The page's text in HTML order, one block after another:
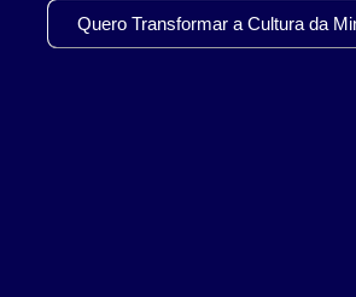
Quero Transformar a Cultura da